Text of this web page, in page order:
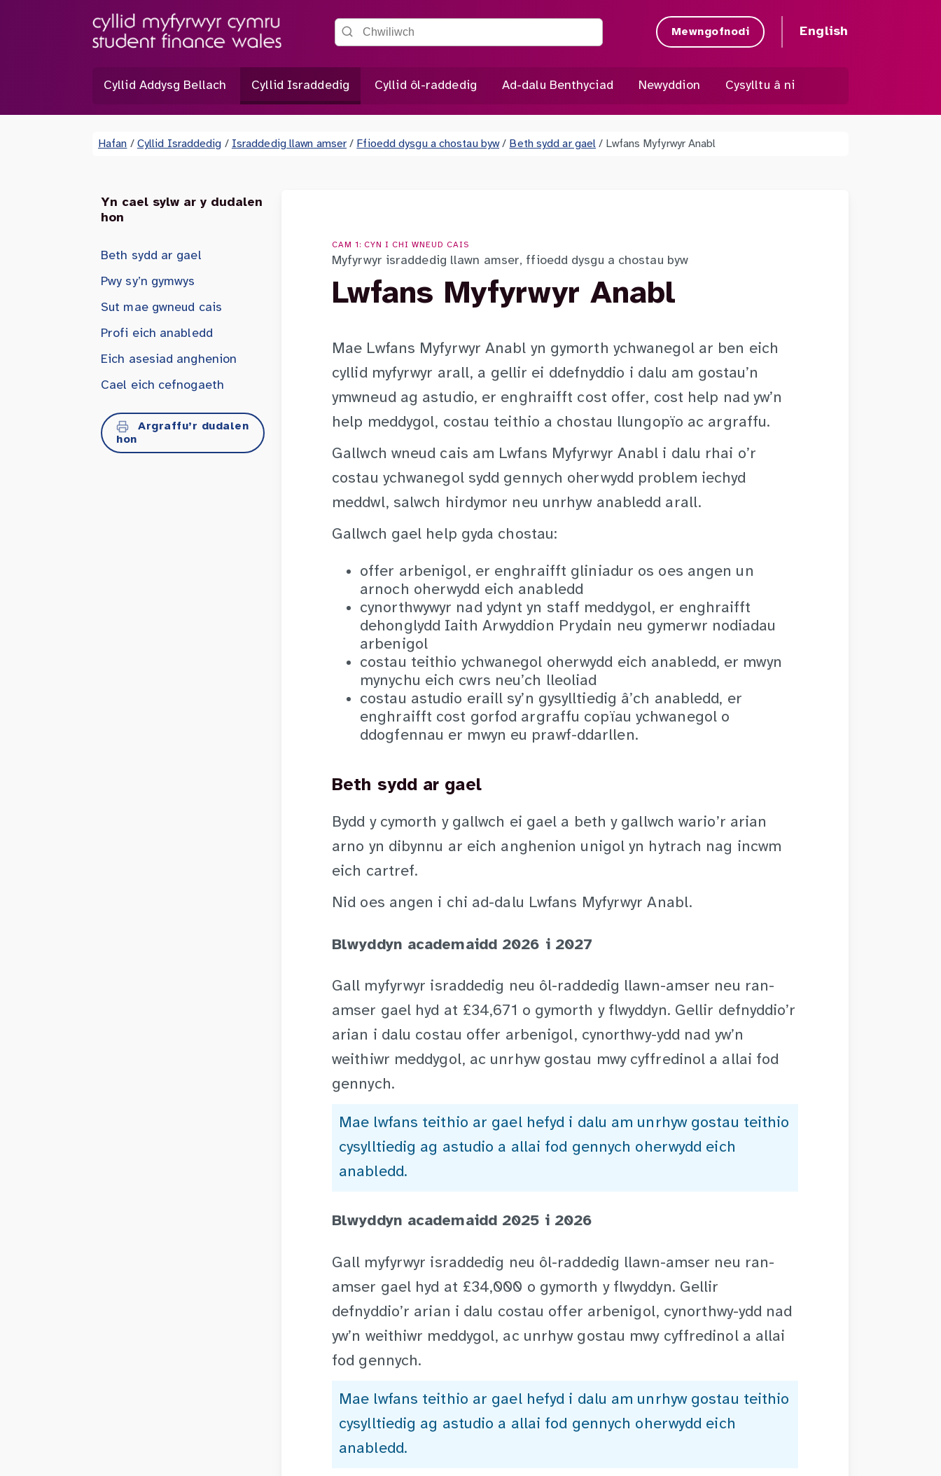
Chwiliwch y wefan
Mewngofnodi English
Cyllid Addysg Bellach Cyllid Israddedig Cyllid ôl-raddedig Ad-dalu Benthyciad Newyddion Cysylltu â ni
Hafan / Cyllid Israddedig / Israddedig llawn amser / Ffioedd dysgu a chostau byw / Beth sydd ar gael / Lwfans Myfyrwyr Anabl
Yn cael sylw ar y dudalen
hon
Beth sydd ar gael
Pwy sy’n gymwys
Sut mae gwneud cais
Profi eich anabledd
Eich asesiad anghenion
Cael eich cefnogaeth
Argraffu’r dudalen
hon
CAM 1: CYN I CHI WNEUD CAIS
Myfyrwyr israddedig llawn amser, ffioedd dysgu a chostau byw
Lwfans Myfyrwyr Anabl
Mae Lwfans Myfyrwyr Anabl yn gymorth ychwanegol ar ben eich
cyllid myfyrwyr arall, a gellir ei ddefnyddio i dalu am gostau’n
ymwneud ag astudio, er enghraifft cost offer, cost help nad yw’n
help meddygol, costau teithio a chostau llungopïo ac argraffu.
Gallwch wneud cais am Lwfans Myfyrwyr Anabl i dalu rhai o’r
costau ychwanegol sydd gennych oherwydd problem iechyd
meddwl, salwch hirdymor neu unrhyw anabledd arall.
Gallwch gael help gyda chostau:
offer arbenigol, er enghraifft gliniadur os oes angen un
arnoch oherwydd eich anabledd
cynorthwywyr nad ydynt yn staff meddygol, er enghraifft
dehonglydd Iaith Arwyddion Prydain neu gymerwr nodiadau
arbenigol
costau teithio ychwanegol oherwydd eich anabledd, er mwyn
mynychu eich cwrs neu’ch lleoliad
costau astudio eraill sy’n gysylltiedig â’ch anabledd, er
enghraifft cost gorfod argraffu copïau ychwanegol o
ddogfennau er mwyn eu prawf-ddarllen.
Beth sydd ar gael
Bydd y cymorth y gallwch ei gael a beth y gallwch wario’r arian
arno yn dibynnu ar eich anghenion unigol yn hytrach nag incwm
eich cartref.
Nid oes angen i chi ad-dalu Lwfans Myfyrwyr Anabl.
Blwyddyn academaidd 2026 i 2027
Gall myfyrwyr israddedig neu ôl-raddedig llawn-amser neu ran-
amser gael hyd at £34,671 o gymorth y flwyddyn. Gellir defnyddio’r
arian i dalu costau offer arbenigol, cynorthwy-ydd nad yw’n
weithiwr meddygol, ac unrhyw gostau mwy cyffredinol a allai fod
gennych.
Mae lwfans teithio ar gael hefyd i dalu am unrhyw gostau teithio
cysylltiedig ag astudio a allai fod gennych oherwydd eich
anabledd.
Blwyddyn academaidd 2025 i 2026
Gall myfyrwyr israddedig neu ôl-raddedig llawn-amser neu ran-
amser gael hyd at £34,000 o gymorth y flwyddyn. Gellir
defnyddio’r arian i dalu costau offer arbenigol, cynorthwy-ydd nad
yw’n weithiwr meddygol, ac unrhyw gostau mwy cyffredinol a allai
fod gennych.
Mae lwfans teithio ar gael hefyd i dalu am unrhyw gostau teithio
cysylltiedig ag astudio a allai fod gennych oherwydd eich
anabledd.